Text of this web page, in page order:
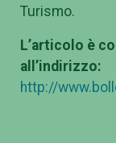
Turismo.
L’articolo è
all’indirizzo:
http://